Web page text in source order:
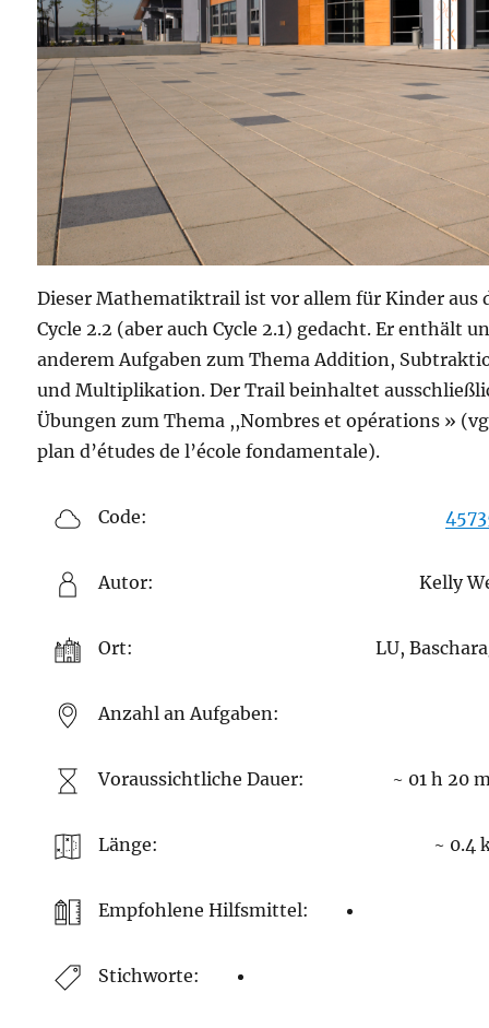
Dieser Mathematiktrail ist vor allem für Kinder aus
Cycle 2.2 (aber auch Cycle 2.1) gedacht. Er enthält
anderem Aufgaben zum Thema Addition,
und Multiplikation. Der Trail beinhaltet
Übungen zum Thema ,,Nombres et opérations »
plan d’études de l’école fondamentale).
Code:
Autor: Kelly
Ort: LU,
Anzahl an Aufgaben:
Voraussichtliche Dauer: ~ 01 h 20
Länge: ~ 0.4
Empfohlene Hilfsmittel:
Stichworte: